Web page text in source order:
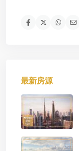
最新房源